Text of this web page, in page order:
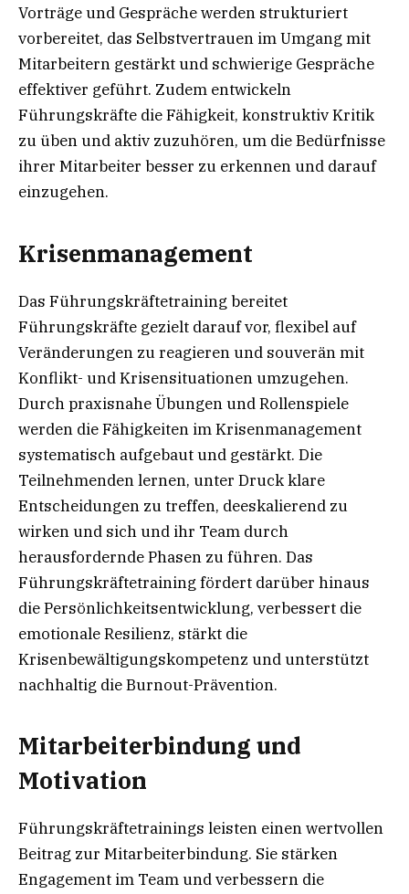
Vorträge und Gespräche werden strukturiert
vorbereitet, das Selbstvertrauen im Umgang mit
Mitarbeitern gestärkt und schwierige Gespräche
effektiver geführt. Zudem entwickeln
Führungskräfte die Fähigkeit, konstruktiv Kritik
zu üben und aktiv zuzuhören, um die Bedürfnisse
ihrer Mitarbeiter besser zu erkennen und darauf
einzugehen.
Krisenmanagement
Das Führungskräftetraining bereitet
Führungskräfte gezielt darauf vor, flexibel auf
Veränderungen zu reagieren und souverän mit
Konflikt- und Krisensituationen umzugehen.
Durch praxisnahe Übungen und Rollenspiele
werden die Fähigkeiten im Krisenmanagement
systematisch aufgebaut und gestärkt. Die
Teilnehmenden lernen, unter Druck klare
Entscheidungen zu treffen, deeskalierend zu
wirken und sich und ihr Team durch
herausfordernde Phasen zu führen. Das
Führungskräftetraining fördert darüber hinaus
die Persönlichkeitsentwicklung, verbessert die
emotionale Resilienz, stärkt die
Krisenbewältigungskompetenz und unterstützt
nachhaltig die Burnout-Prävention.
Mitarbeiterbindung und
Motivation
Führungskräftetrainings leisten einen wertvollen
Beitrag zur Mitarbeiterbindung. Sie stärken
Engagement im Team und verbessern die